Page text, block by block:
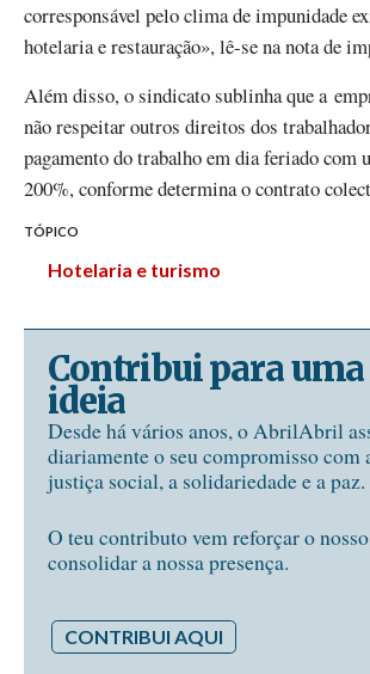
corresponsável pelo clima de impunidade
hotelaria e restauração», lê-se na nota de
Além disso, o sindicato sublinha que a
não respeitar outros direitos dos
pagamento do trabalho em dia feriado com
200%, conforme determina o contrato
TÓPICO
Hotelaria e turismo
Contribui para uma
ideia
Desde há vários anos, o AbrilAbril
diariamente o seu compromisso com
justiça social, a solidariedade e a paz.
O teu contributo vem reforçar o
consolidar a nossa presença.
CONTRIBUI AQUI